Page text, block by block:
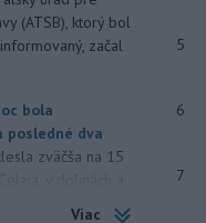
(ATSB), ktorý bol
začal
bola
posledné dva
zväčša na 15
Viac
5
6
7